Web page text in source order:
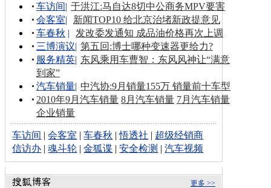
车访间| 于洪江:马自达8切中公商务MPV要害
会客室|
新闻TOP10 给北京治堵新政提意见
车春秋 |
发改委发通知 成品油价格再次上调
三博演议| 第五回:博士哪种变速器更给力?
服务精英| 东风乘用车曹智：东风风神让“满意
到家”
汽车销量| 中汽协:9月销量155万 销量前十车型
2010年9月汽车销量 8月汽车销量 7月汽车销量
企业销量
车访间 |会客室 |车春秋 |悟透社 | 超级经销商
信访办 |魂斗轮 |金狐谍 |安全检测 |汽车视频
更多 >>